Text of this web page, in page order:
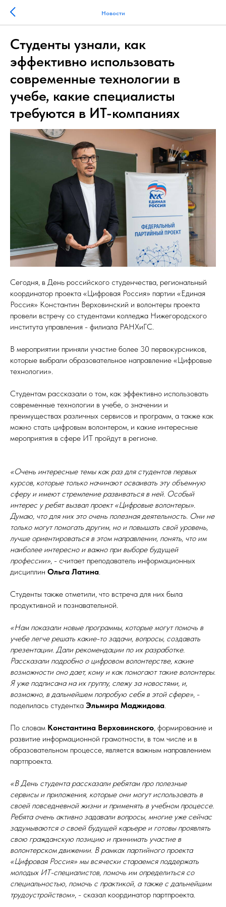
Новости
Студенты узнали, как
эффективно использовать
современные технологии в
учебе, какие специалисты
требуются в ИТ-компаниях
Сегодня, в День российского студенчества, региональный
координатор проекта «Цифровая Россия» партии «Единая
Россия» Константин Верховинский и волонтеры проекта
провели встречу со студентами колледжа Нижегородского
института управления - филиала РАНХиГС.
В мероприятии приняли участие более 30 первокурсников,
которые выбрали образовательное направление «Цифровые
технологии».
Студентам рассказали о том, как эффективно использовать
современные технологии в учебе, о значении и
преимуществах различных сервисов и программ, а также как
можно стать цифровым волонтером, и какие интересные
мероприятия в сфере ИТ пройдут в регионе.
«Очень интересные темы как раз для студентов первых
курсов, которые только начинают осваивать эту объемную
сферу и имеют стремление развиваться в ней. Особый
интерес у ребят вызвал проект «Цифровые волонтеры».
Думаю, что для них это очень полезная деятельность. Они не
только могут помогать другим, но и повышать свой уровень,
лучше ориентироваться в этом направлении, понять, что им
наиболее интересно и важно при выборе будущей
профессии», - считает преподаватель информационных
дисциплин Ольга Латина.
Студенты также отметили, что встреча для них была
продуктивной и познавательной.
«Нам показали новые программы, которые могут помочь в
учебе легче решать какие-то задачи, вопросы, создавать
презентации. Дали рекомендации по их разработке.
Рассказали подробно о цифровом волонтерстве, какие
возможности оно дает, кому и как помогают такие волонтеры.
Я уже подписана на их группу, слежу за новостями, и,
возможно, в дальнейшем попробую себя в этой сфере», -
поделилась студентка Эльмира Маджидова.
По словам Константина Верховинского, формирование и
развитие информационной грамотности, в том числе и в
образовательном процессе, является важным направлением
партпроекта.
«В День студента рассказали ребятам про полезные
сервисы и приложения, которые они могут использовать в
своей повседневной жизни и применять в учебном процессе.
Ребята очень активно задавали вопросы, многие уже сейчас
задумываются о своей будущей карьере и готовы проявлять
свою гражданскую позицию и принимать участие в
волонтерском движении. В рамках партийного проекта
«Цифровая Россия» мы всячески стараемся поддержать
молодых ИТ-специалистов, помочь им определиться со
специальностью, помочь с практикой, а также с дальнейшим
трудоустройством», - сказал координатор партпроекта.